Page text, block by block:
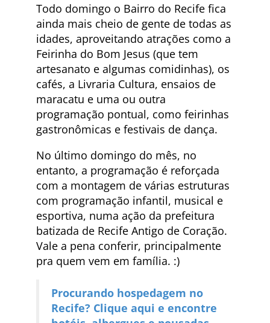
Todo domingo o Bairro do Recife fica
ainda mais cheio de gente de todas as
idades, aproveitando atrações como a
Feirinha do Bom Jesus (que tem
artesanato e algumas comidinhas), os
cafés, a Livraria Cultura, ensaios de
maracatu e uma ou outra
programação pontual, como feirinhas
gastronômicas e festivais de dança.
No último domingo do mês, no
entanto, a programação é reforçada
com a montagem de várias estruturas
com programação infantil, musical e
esportiva, numa ação da prefeitura
batizada de Recife Antigo de Coração.
Vale a pena conferir, principalmente
pra quem vem em família. :)
Procurando hospedagem no
Recife? Clique aqui e encontre